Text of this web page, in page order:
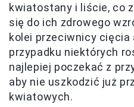
kwiatostany i liście, co
się do ich zdrowego
kolei przeciwnicy cięcia
przypadku niektórych
najlepiej poczekać z
aby nie uszkodzić już
kwiatowych.